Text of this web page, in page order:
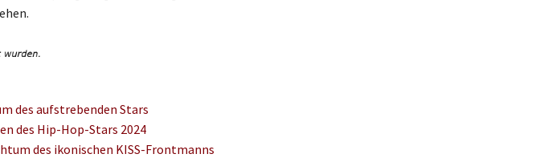
des aufstrebenden Stars
des Hip-Hop-Stars 2024
des ikonischen KISS-Frontmanns